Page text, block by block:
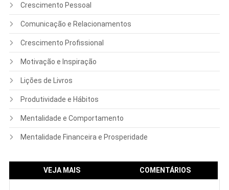
Crescimento Pessoal
Comunicação e Relacionamentos
Crescimento Profissional
Motivação e Inspiração
Lições de Livros
Produtividade e Hábitos
Mentalidade e Comportamento
Mentalidade Financeira e Prosperidade
VEJA MAIS COMENTÁRIOS